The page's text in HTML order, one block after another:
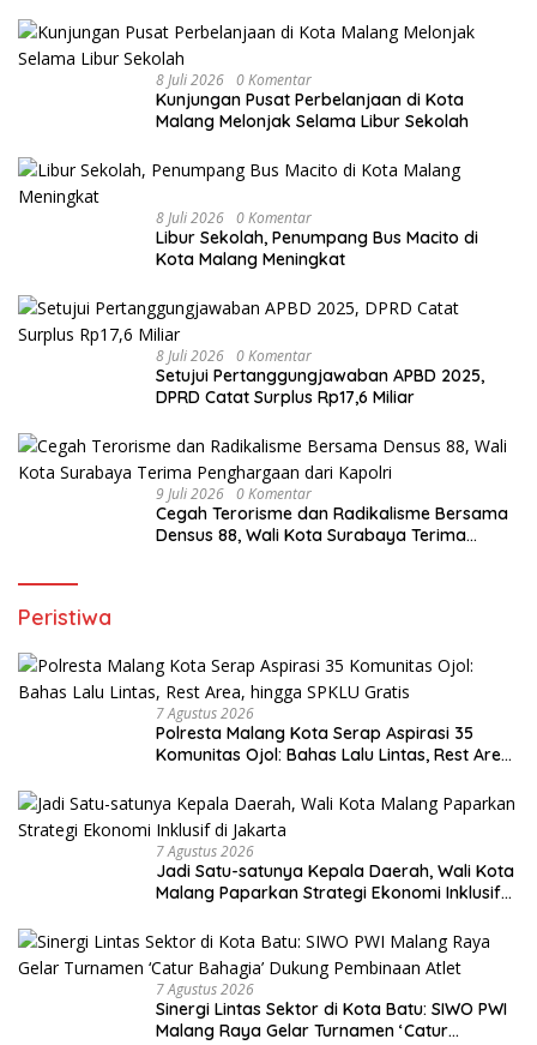
8 Juli 2026 0 Komentar
Kunjungan Pusat Perbelanjaan di Kota
Malang Melonjak Selama Libur Sekolah
8 Juli 2026 0 Komentar
Libur Sekolah, Penumpang Bus Macito di
Kota Malang Meningkat
8 Juli 2026 0 Komentar
Setujui Pertanggungjawaban APBD 2025,
DPRD Catat Surplus Rp17,6 Miliar
9 Juli 2026 0 Komentar
Cegah Terorisme dan Radikalisme Bersama
Densus 88, Wali Kota Surabaya Terima
Peristiwa
7 Agustus 2026
Polresta Malang Kota Serap Aspirasi 35
Komunitas Ojol: Bahas Lalu Lintas, Rest Area,
7 Agustus 2026
Jadi Satu-satunya Kepala Daerah, Wali Kota
Malang Paparkan Strategi Ekonomi Inklusif
7 Agustus 2026
Sinergi Lintas Sektor di Kota Batu: SIWO PWI
Malang Raya Gelar Turnamen ‘Catur